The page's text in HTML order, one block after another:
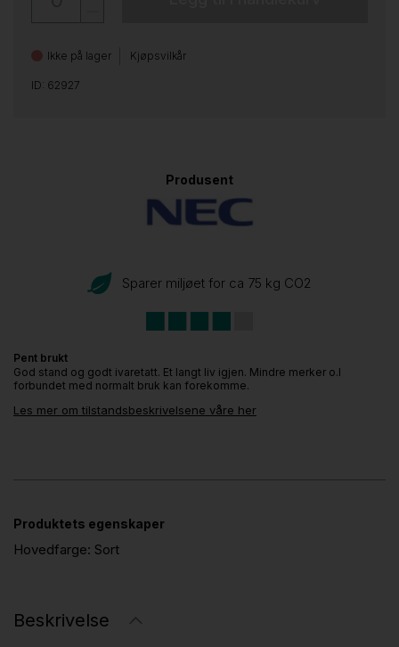
Ikke på lager Kjøpsvilkår
ID: 62927
Produsent
Sparer miljøet for ca 75 kg CO2
Pent brukt
God stand og godt ivaretatt. Et langt liv igjen. Mindre merker o.l
forbundet med normalt bruk kan forekomme.
Les mer om tilstandsbeskrivelsene våre her
Produktets egenskaper
Hovedfarge: Sort
Beskrivelse